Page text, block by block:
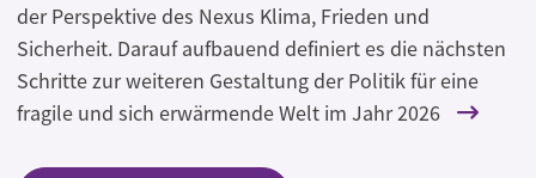
der Perspektive des Nexus Klima, Frieden und
Sicherheit. Darauf aufbauend definiert es die nächsten
Schritte zur weiteren Gestaltung der Politik für eine
fragile und sich erwärmende Welt im Jahr 2026